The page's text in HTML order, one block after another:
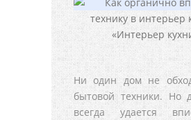
Ни один дом не
бытовой техники. Но
всегда удается